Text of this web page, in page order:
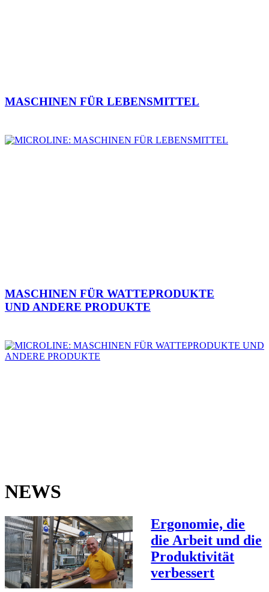
MASCHINEN FÜR LEBENSMITTEL
MASCHINEN FÜR WATTEPRODUKTE
UND ANDERE PRODUKTE
NEWS
Ergonomie, die
die Arbeit und die
Produktivität
verbessert